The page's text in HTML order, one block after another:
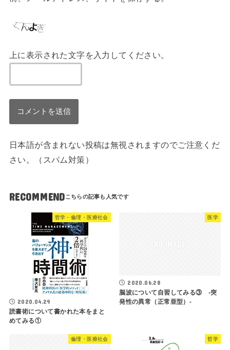
上に表示された文字を入力してください。
日本語が含まれない投稿は無視されますのでご注意くだ
さい。（スパム対策）
RECOMMEND
哲学・倫理・医療社会
2020.04.29
読書術について書かれた本をまと
めてみる①
医学
2020.06.28
脳波について自習してみる③ -突
発性の異常（正常亜型）-
倫理・医療社会 哲学